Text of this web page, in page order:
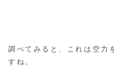
調べてみると、これは空力
すね。